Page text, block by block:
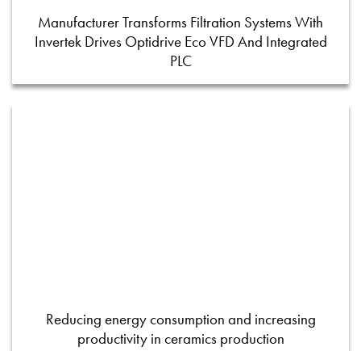
Manufacturer Transforms Filtration Systems With
Invertek Drives Optidrive Eco VFD And Integrated
PLC
Reducing energy consumption and increasing
productivity in ceramics production